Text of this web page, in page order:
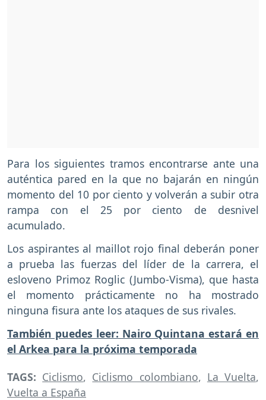
Para los siguientes tramos encontrarse ante una
auténtica pared en la que no bajarán en ningún
momento del 10 por ciento y volverán a subir otra
rampa con el 25 por ciento de desnivel
acumulado.
Los aspirantes al maillot rojo final deberán poner
a prueba las fuerzas del líder de la carrera, el
esloveno Primoz Roglic (Jumbo-Visma), que hasta
el momento prácticamente no ha mostrado
ninguna fisura ante los ataques de sus rivales.
También puedes leer: Nairo Quintana estará en
el Arkea para la próxima temporada
TAGS: Ciclismo, Ciclismo colombiano, La Vuelta,
Vuelta a España